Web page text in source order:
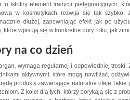
to istotny element tradycji pielęgnacyjnych,
w kosmetykach rozwija się tak
dłużej, zapewniając efekt jak po
które wpisują się w konkretne pory roku, jak
na co dzień
wymaga regularnej i odpowiedniej
aktywnymi, które mogą nawilżać,
produkty zawierające naturalne oleje, takie
Z kolei dla tych, którzy borykają się z